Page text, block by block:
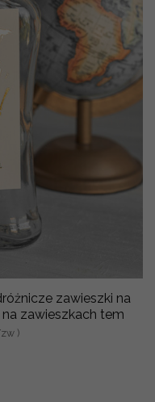
zawieszki na
zawieszkach tem
)